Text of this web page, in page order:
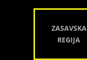
ZASAVSKA
REGIJA